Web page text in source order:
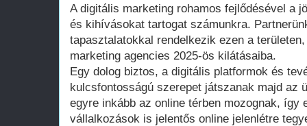
A digitális marketing rohamos fejlődésével a
és kihívásokat tartogat számunkra.
tapasztalatokkal rendelkezik ezen a
marketing agencies 2025-ös kilátásaiba.
Egy dolog biztos, a digitális platformok és
kulcsfontosságú szerepet játszanak majd az
egyre inkább az online térben mozognak, így
vállalkozások is jelentős online jelenlétre